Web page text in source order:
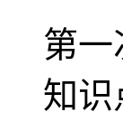
第
知识